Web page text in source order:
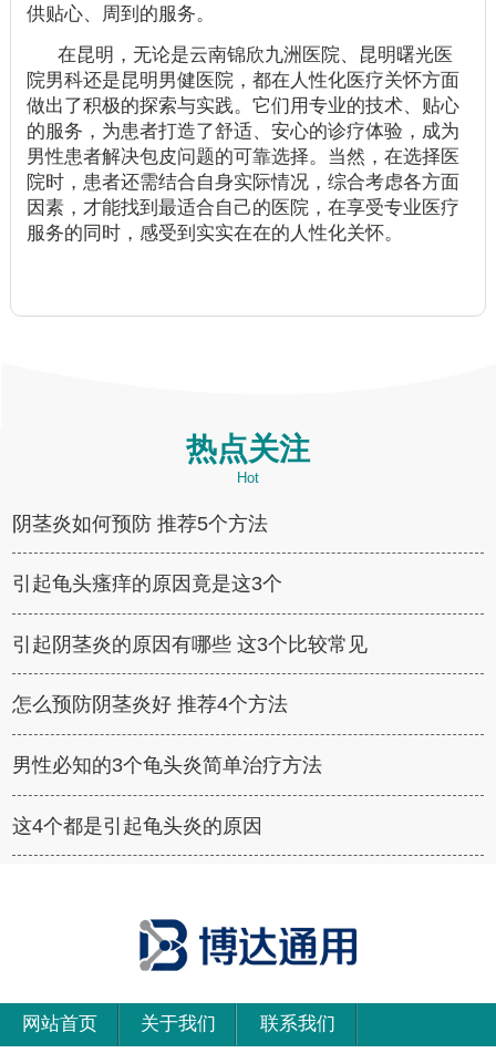
供贴心、周到的服务。
在昆明，无论是云南锦欣九洲医院、昆明曙光医
院男科还是昆明男健医院，都在人性化医疗关怀方面
做出了积极的探索与实践。它们用专业的技术、贴心
的服务，为患者打造了舒适、安心的诊疗体验，成为
男性患者解决包皮问题的可靠选择。当然，在选择医
院时，患者还需结合自身实际情况，综合考虑各方面
因素，才能找到最适合自己的医院，在享受专业医疗
服务的同时，感受到实实在在的人性化关怀。
热点关注
Hot
阴茎炎如何预防 推荐5个方法
引起龟头瘙痒的原因竟是这3个
引起阴茎炎的原因有哪些 这3个比较常见
怎么预防阴茎炎好 推荐4个方法
男性必知的3个龟头炎简单治疗方法
这4个都是引起龟头炎的原因
网站首页 关于我们 联系我们